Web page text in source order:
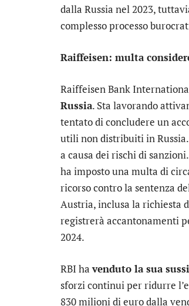
dalla Russia nel 2023,
complesso processo
Raiffeisen: multa
Raiffeisen Bank
Russia. Sta lavorando
tentato di concludere un
utili non distribuiti in
a causa dei rischi di
ha imposto una multa di
ricorso contro la sentenza
Austria, inclusa la richiesta
registrerà accantonamenti
2024.
RBI havenduto la sua
sforzi continui per ridurre
830 milioni di euro dalla